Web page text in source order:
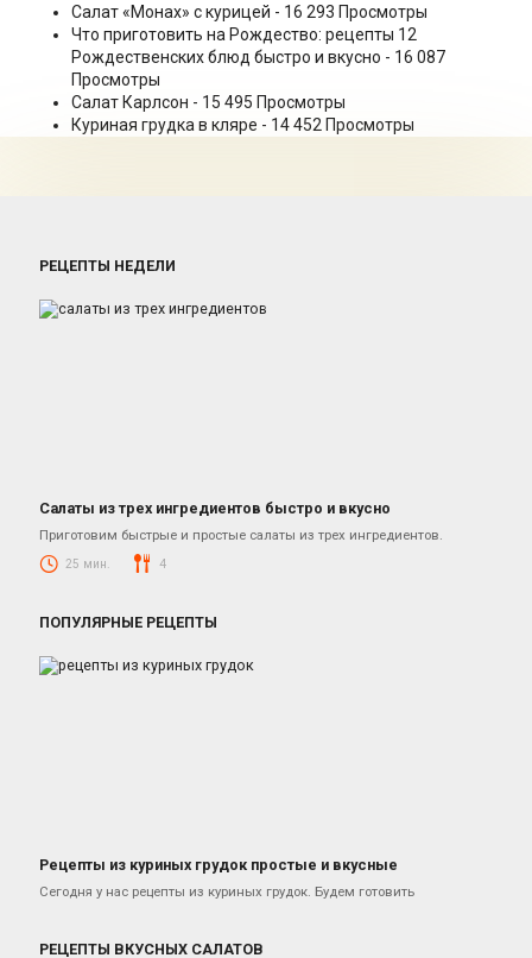
Салат «Монах» с курицей - 16 293 Просмотры
Что приготовить на Рождество: рецепты 12
Рождественских блюд быстро и вкусно - 16 087
Просмотры
Салат Карлсон - 15 495 Просмотры
Куриная грудка в кляре - 14 452 Просмотры
РЕЦЕПТЫ НЕДЕЛИ
Салаты
Салаты из трех ингредиентов быстро и вкусно
Приготовим быстрые и простые салаты из трех ингредиентов.
25 мин. 4
ПОПУЛЯРНЫЕ РЕЦЕПТЫ
Блюда из курицы
Рецепты из куриных грудок простые и вкусные
Сегодня у нас рецепты из куриных грудок. Будем готовить
РЕЦЕПТЫ ВКУСНЫХ САЛАТОВ